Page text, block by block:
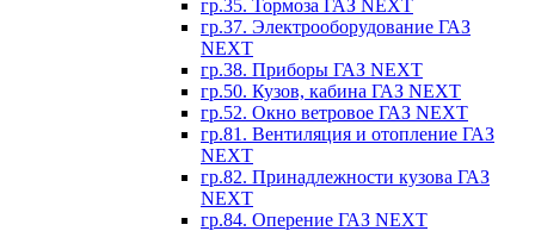
гр.35. Тормоза ГАЗ NEXT
гр.37. Электрооборудование ГАЗ
NEXT
гр.38. Приборы ГАЗ NEXT
гр.50. Кузов, кабина ГАЗ NEXT
гр.52. Окно ветровое ГАЗ NEXT
гр.81. Вентиляция и отопление ГАЗ
NEXT
гр.82. Принадлежности кузова ГАЗ
NEXT
гр.84. Оперение ГАЗ NEXT